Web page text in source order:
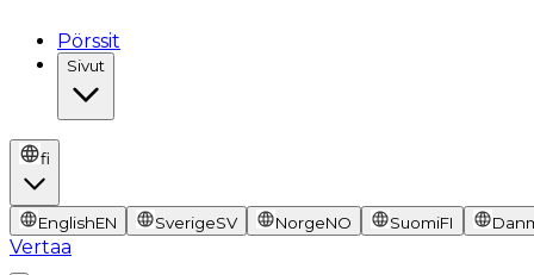
Pörssit
Sivut
fi
EnglishEN SverigeSV NorgeNO SuomiFI
Vertaa